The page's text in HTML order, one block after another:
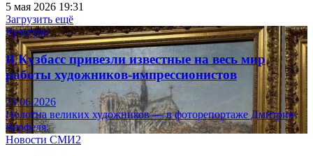
5 мая 2026 19:31
Загрузить ещё
Культура
В Кузбасс привезли известные на весь мир
работы художников-импрессионистов
23.06.2026
Полотна великих художников — в фоторепортаже Дмитрия
Верфеля.
Новости СМИ2